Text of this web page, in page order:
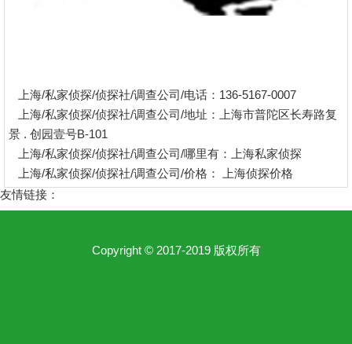
上海/私家侦探/侦探社/调查公司/电话：136-5167-0007
上海/私家侦探/侦探社/调查公司/地址：上海市普陀区长寿路复
景 . 创园壹号B-101
上海/私家侦探/侦探社/调查公司/哪里有：上海私家侦探
上海/私家侦探/侦探社/调查公司/价格：
上海侦探价格
友情链接：
Copyright © 2017-2019 版权所有